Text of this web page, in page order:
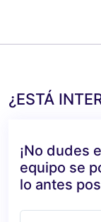
¿ESTÁ
¡No dudes
equipo se
lo antes